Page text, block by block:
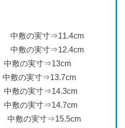
中敷の実寸⇒11.4cm
中敷の実寸⇒12.4cm
敷の実寸⇒13cm
敷の実寸⇒13.7cm
敷の実寸⇒14.3cm
敷の実寸⇒14.7cm
敷の実寸⇒15.5cm